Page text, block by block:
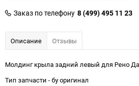
Заказ по телефону 8 (499) 495 11 23
Описание Отзывы
Молдинг крыла задний левый для Рено
Тип запчасти - бу оригинал